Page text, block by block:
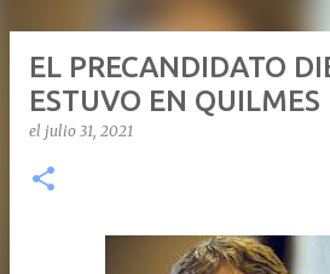
EL PRECANDIDATO
ESTUVO EN QUILMES
el julio 31, 2021